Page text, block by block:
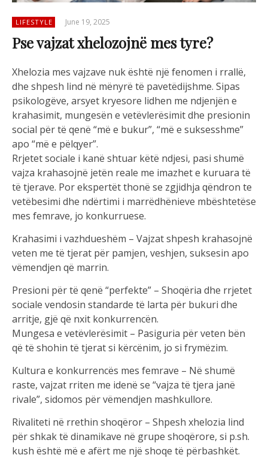
LIFESTYLE June 19, 2025
Pse vajzat xhelozojnë mes tyre?
Xhelozia mes vajzave nuk është një fenomen i rrallë,
dhe shpesh lind në mënyrë të pavetëdijshme. Sipas
psikologëve, arsyet kryesore lidhen me ndjenjën e
krahasimit, mungesën e vetëvlerësimit dhe presionin
social për të qenë “më e bukur”, “më e suksesshme”
apo “më e pëlqyer”.
Rrjetet sociale i kanë shtuar këtë ndjesi, pasi shumë
vajza krahasojnë jetën reale me imazhet e kuruara të
të tjerave. Por ekspertët thonë se zgjidhja qëndron te
vetëbesimi dhe ndërtimi i marrëdhënieve mbështetëse
mes femrave, jo konkurruese.
Krahasimi i vazhdueshëm – Vajzat shpesh krahasojnë
veten me të tjerat për pamjen, veshjen, suksesin apo
vëmendjen që marrin.
Presioni për të qenë “perfekte” – Shoqëria dhe rrjetet
sociale vendosin standarde të larta për bukuri dhe
arritje, gjë që nxit konkurrencën.
Mungesa e vetëvlerësimit – Pasiguria për veten bën
që të shohin të tjerat si kërcënim, jo si frymëzim.
Kultura e konkurrencës mes femrave – Në shumë
raste, vajzat rriten me idenë se “vajza të tjera janë
rivale”, sidomos për vëmendjen mashkullore.
Rivaliteti në rrethin shoqëror – Shpesh xhelozia lind
për shkak të dinamikave në grupe shoqërore, si p.sh.
kush është më e afërt me një shoqe të përbashkët.